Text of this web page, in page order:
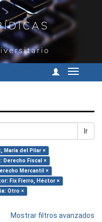
Cambiar
Ir
María del Pilar ×
Derecho Fiscal ×
Mercantil ×
Fix Fierro, Héctor ×
Otro ×
Mostrar filtros avanzados